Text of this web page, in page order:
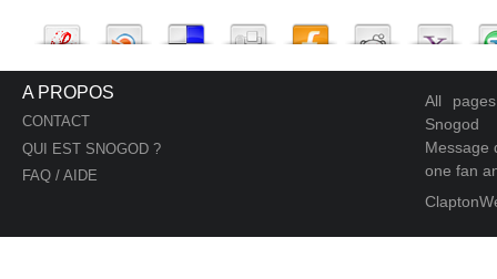
A PROPOS
CONTACT
QUI EST SNOGOD ?
FAQ / AIDE
All
Snogod
Message
one fan